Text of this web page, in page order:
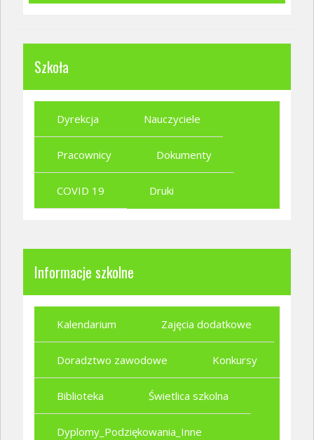
Szkoła
Dyrekcja Nauczyciele
Pracownicy Dokumenty
COVID 19 Druki
Informacje szkolne
Kalendarium Zajęcia dodatkowe
Doradztwo zawodowe Konkursy
Biblioteka Świetlica szkolna
Dyplomy_Podziękowania_Inne